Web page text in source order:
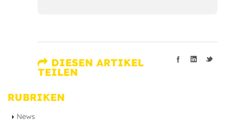
DIESEN ARTIKEL
TEILEN
RUBRIKEN
News